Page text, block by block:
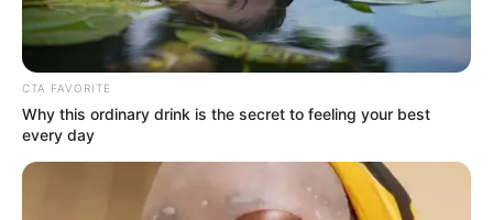
Громада Закарпаття
CTA FAVORITE
Why this ordinary drink is the secret to feeling your best
every day